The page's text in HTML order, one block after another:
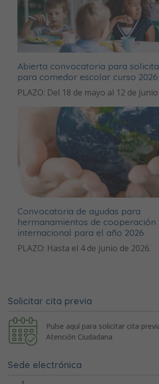
Abierta convocatoria para
para comedor escolar curso
PLAZO: Del 18 de mayo al 12 de
Convocatoria de ayudas para
hermanamientos de cooperación
internacional para el año 2026
PLAZO: Hasta el 4 de junio de 2026.
Solicitar cita previa
Pulse aquí para solicitar cita
Atención Ciudadana
Sede electrónica